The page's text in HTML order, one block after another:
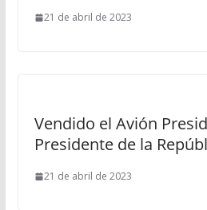
21 de abril de 2023
Vendido el Avión
Presidente de la
21 de abril de 2023